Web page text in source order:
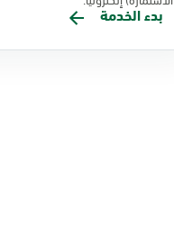
بدء الخدمة